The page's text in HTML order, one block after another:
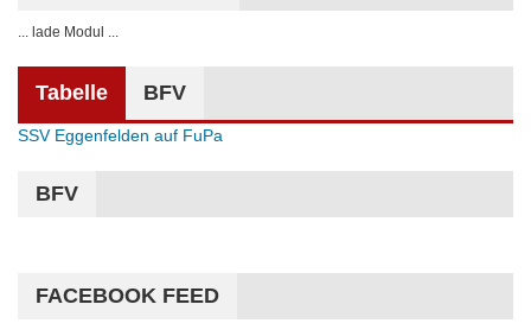
... lade Modul ...
Tabelle BFV
SSV Eggenfelden auf FuPa
BFV
FACEBOOK FEED